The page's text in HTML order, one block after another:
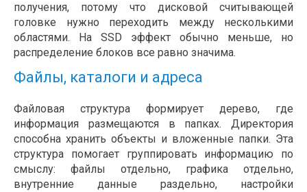
получения, потому что дисковой считывающей
головке нужно переходить между несколькими
областями. На SSD эффект обычно меньше, но
распределение блоков все равно значима.
Файлы, каталоги и адреса
Файловая структура формирует дерево, где
информация размещаются в папках. Директория
способна хранить объекты и вложенные папки. Эта
структура помогает группировать информацию по
смыслу: файлы отдельно, графика отдельно,
внутренние данные раздельно, настройки